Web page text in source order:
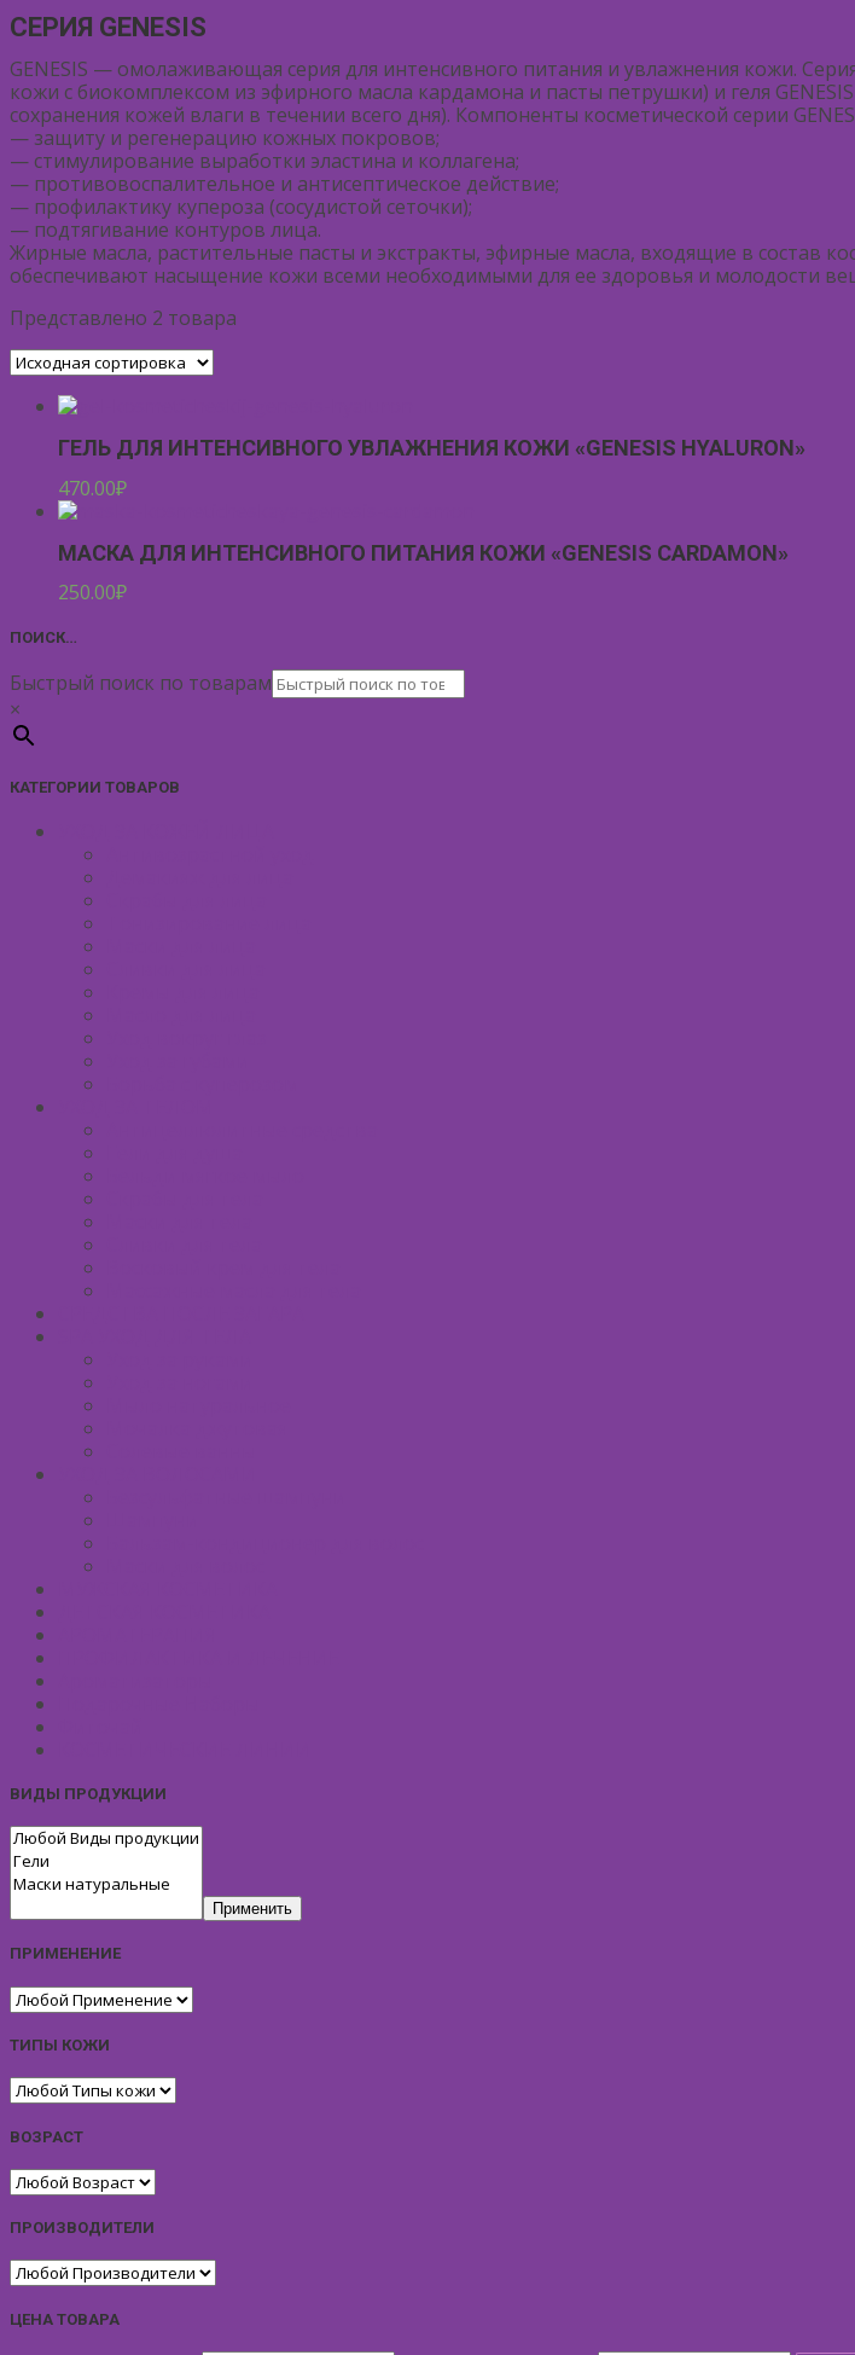
СЕРИЯ GENESIS
GENESIS — омолаживающая серия для интенсивного питания и увлажнения кожи.
кожи с биокомплексом из эфирного масла кардамона и пасты петрушки) и геля
сохранения кожей влаги в течении всего дня). Компоненты косметической серии
— защиту и регенерацию кожных покровов;
— стимулирование выработки эластина и коллагена;
— противовоспалительное и антисептическое действие;
— профилактику купероза (сосудистой сеточки);
— подтягивание контуров лица.
Жирные масла, растительные пасты и экстракты, эфирные масла, входящие в состав
обеспечивают насыщение кожи всеми необходимыми для ее здоровья и молодости
Представлено 2 товара
ГЕЛЬ ДЛЯ ИНТЕНСИВНОГО УВЛАЖНЕНИЯ КОЖИ «GENESIS HYALURON»
470.00₽
МАСКА ДЛЯ ИНТЕНСИВНОГО ПИТАНИЯ КОЖИ «GENESIS CARDAMON»
250.00₽
ПОИСК…
Быстрый поиск по товарам
×
КАТЕГОРИИ ТОВАРОВ
ВИДЫ ПРОДУКЦИИ
Применить
ПРИМЕНЕНИЕ
ТИПЫ КОЖИ
ВОЗРАСТ
ПРОИЗВОДИТЕЛИ
ЦЕНА ТОВАРА